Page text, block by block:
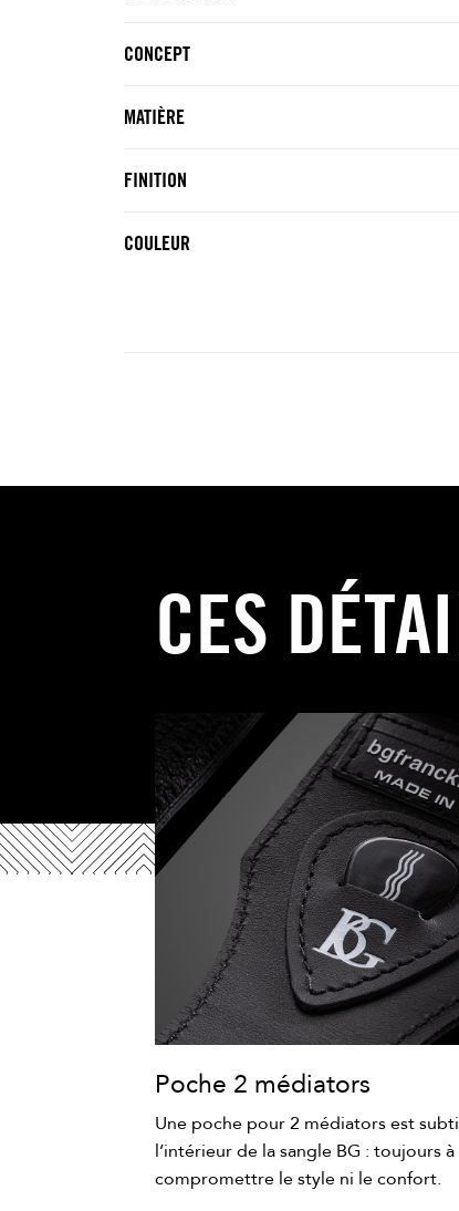
CONCEPT
MATIÈRE
FINITION
COULEUR
CES
Poche 2 médiators
Une poche pour 2 médiators est
l’intérieur de la sangle BG : toujours
compromettre le style ni le confort.